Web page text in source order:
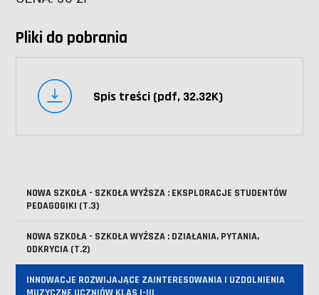
NOWA SZKOŁA - SZKOŁA WYŻSZA : EKSPLORACJE STUDENTÓW
PEDAGOGIKI (T.3)
NOWA SZKOŁA - SZKOŁA WYŻSZA : DZIAŁANIA, PYTANIA,
ODKRYCIA (T.2)
INNOWACJE ROZWIJAJĄCE ZAINTERESOWANIA I UZDOLNIENIA
Pliki do pobrania
Spis treści (pdf, 32.32K)